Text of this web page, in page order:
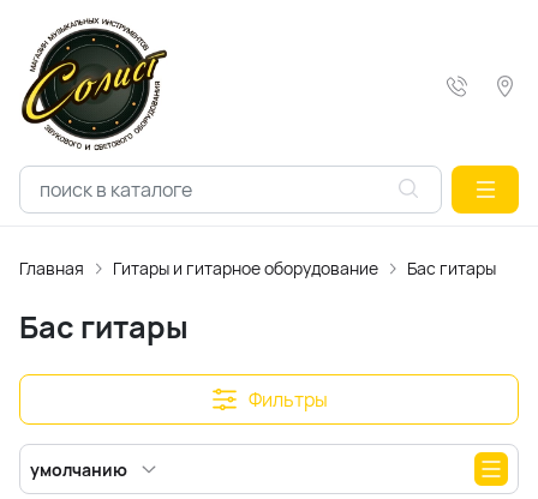
Главная Гитары и гитарное оборудование Бас гитары
Бас гитары
Фильтры
умолчанию